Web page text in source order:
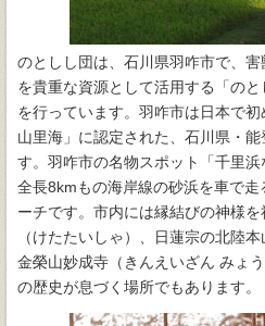
のとしし団は、石川県羽咋市で、
を貴重な資源として活用する「の
を行っています。羽咋市は日本で
山里海」に認定された、石川県・
す。羽咋市の名物スポット「千里浜
全長8kmもの海岸線の砂浜を車で
ーチです。市内には縁結びの神様
（けたたいしゃ）、日蓮宗の北陸
金榮山妙成寺（きんえいざん みょ
の歴史が息づく場所でもあります。